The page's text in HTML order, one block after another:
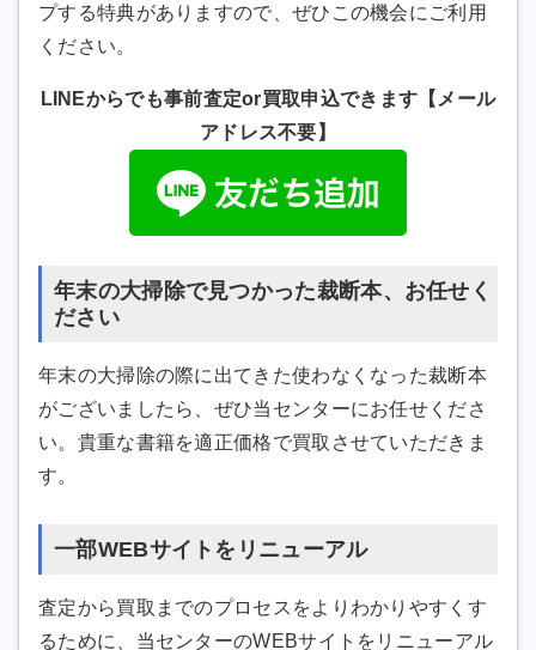
プする特典がありますので、ぜひこの機会にご利用
ください。
LINEからでも事前査定or買取申込できます【メール
アドレス不要】
年末の大掃除で見つかった裁断本、お任せく
ださい
年末の大掃除の際に出てきた使わなくなった裁断本
がございましたら、ぜひ当センターにお任せくださ
い。貴重な書籍を適正価格で買取させていただきま
す。
一部WEBサイトをリニューアル
査定から買取までのプロセスをよりわかりやすくす
るために、当センターのWEBサイトをリニューアル